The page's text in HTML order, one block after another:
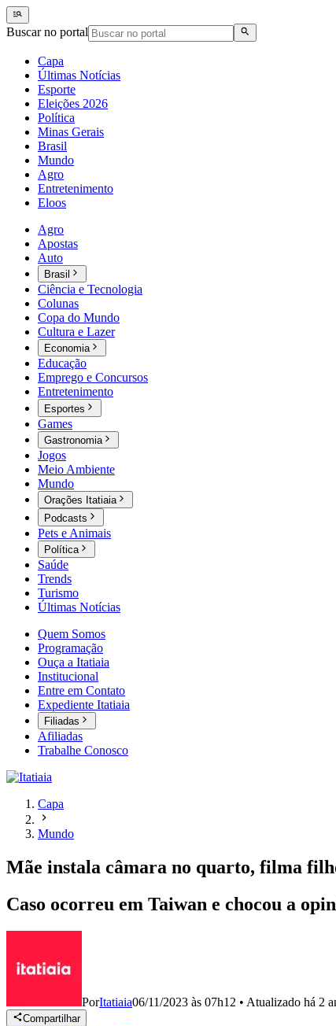
Buscar no portal
Capa
Últimas Notícias
Esporte
Eleições 2026
Política
Minas Gerais
Brasil
Mundo
Agro
Entretenimento
Eloos
Agro
Apostas
Auto
Brasil
Ciência e Tecnologia
Colunas
Copa do Mundo
Cultura e Lazer
Economia
Educação
Emprego e Concursos
Entretenimento
Esportes
Games
Gastronomia
Jogos
Meio Ambiente
Mundo
Orações Itatiaia
Podcasts
Pets e Animais
Política
Saúde
Trends
Turismo
Últimas Notícias
Quem Somos
Programação
Ouça a Itatiaia
Institucional
Entre em Contato
Expediente Itatiaia
Filiadas
Afiliadas
Trabalhe Conosco
Capa
Mundo
Mãe instala câmara no quarto, filma
Caso ocorreu em Taiwan e chocou a
PorItatiaia06/11/2023 às 07h12 • Atualizado há 2
Compartilhar